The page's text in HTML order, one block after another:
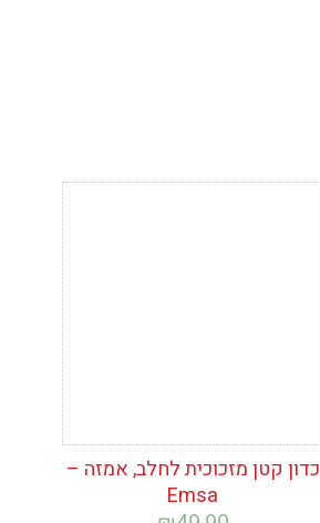
כדון קטן מזכוכית לחלב, אמזה –
Emsa